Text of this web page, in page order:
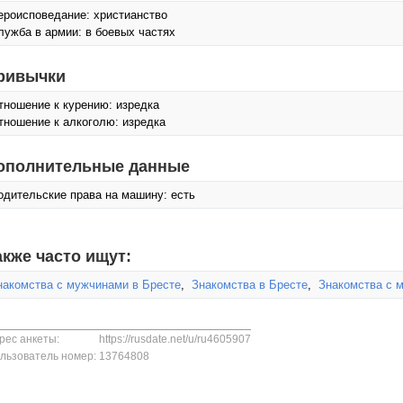
христианство
в армии: в боевых частях
к курению: изредка
к алкоголю: изредка
данные
права на машину: есть
часто ищут:
с мужчинами в Бресте, Знакомства в Бресте, Знакомства с
анкеты:
https://rusdate.net/u/ru4605907
номер: 13764808